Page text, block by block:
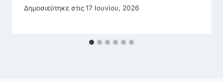
Δημοσιεύτηκε στις17 Ιουνίου, 2026